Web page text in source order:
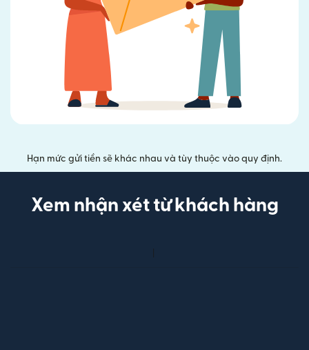
Hạn mức gửi tiền sẽ khác nhau và tùy thuộc vào quy định.
Xem nhận xét từ khách hàng